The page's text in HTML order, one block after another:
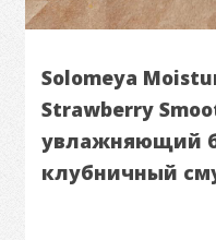
Solomeya
Strawberry
увлажняющий
клубничный